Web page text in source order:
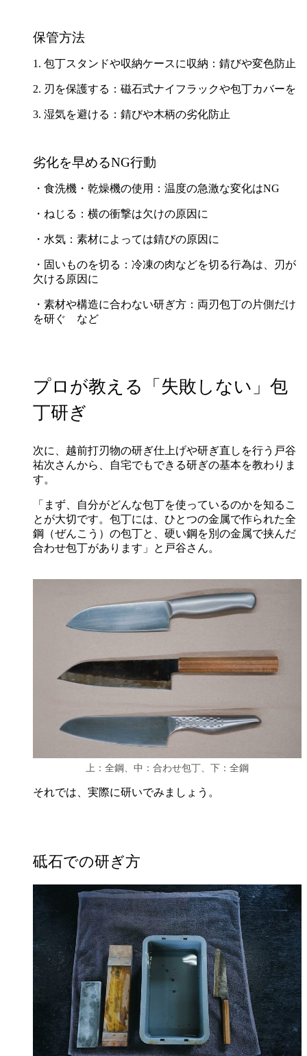
保管方法
1. 包丁スタンドや収納ケースに収納：錆びや変色防止
2. 刃を保護する：磁石式ナイフラックや包丁カバーを
3. 湿気を避ける：錆びや木柄の劣化防止
劣化を早めるNG行動
・食洗機・乾燥機の使用：温度の急激な変化はNG
・ねじる：横の衝撃は欠けの原因に
・水気：素材によっては錆びの原因に
・固いものを切る：冷凍の肉などを切る行為は、刃が
欠ける原因に
・素材や構造に合わない研ぎ方：両刃包丁の片側だけ
を研ぐ など
プロが教える「失敗しない」包
丁研ぎ
次に、越前打刃物の研ぎ仕上げや研ぎ直しを行う戸谷
祐次さんから、自宅でもできる研ぎの基本を教わりま
す。
「まず、自分がどんな包丁を使っているのかを知るこ
とが大切です。包丁には、ひとつの金属で作られた全
鋼（ぜんこう）の包丁と、硬い鋼を別の金属で挟んだ
合わせ包丁があります」と戸谷さん。
上：全鋼、中：合わせ包丁、下：全鋼
それでは、実際に研いでみましょう。
砥石での研ぎ方